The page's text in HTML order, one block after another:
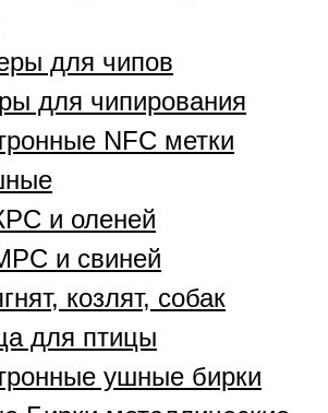
для чипов
для чипирования
NFC метки
и оленей
и свиней
козлят, собак
для птицы
ушные бирки